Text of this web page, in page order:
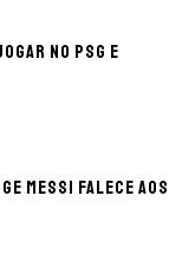
no PSG e
Messi falece aos